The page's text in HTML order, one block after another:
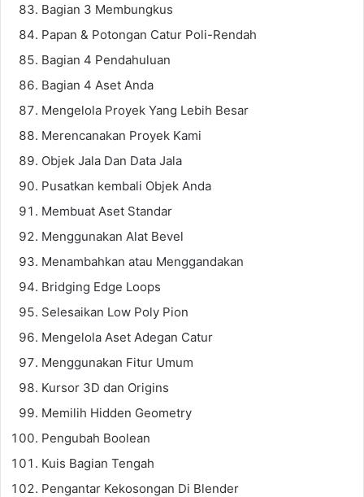
Bagian 3 Membungkus
Papan & Potongan Catur Poli-Rendah
Bagian 4 Pendahuluan
Bagian 4 Aset Anda
Mengelola Proyek Yang Lebih Besar
Merencanakan Proyek Kami
Objek Jala Dan Data Jala
Pusatkan kembali Objek Anda
Membuat Aset Standar
Menggunakan Alat Bevel
Menambahkan atau Menggandakan
Bridging Edge Loops
Selesaikan Low Poly Pion
Mengelola Aset Adegan Catur
Menggunakan Fitur Umum
Kursor 3D dan Origins
Memilih Hidden Geometry
Pengubah Boolean
Kuis Bagian Tengah
Pengantar Kekosongan Di Blender